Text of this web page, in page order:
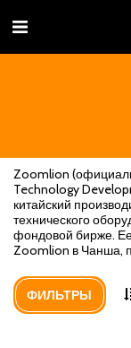
Zoomlion
Technology
китайский
технического
фондовой бирже.
Zoomlion в Чанша,
ФИЛЬТРЫ